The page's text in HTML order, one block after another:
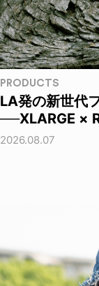
PRODUCTS
LA発の新世代
──XLARGE ×
2026.08.07